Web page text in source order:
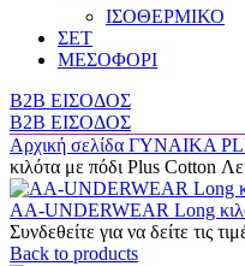
ΙΣΟΘΕΡΜΙΚΟ
ΣΕΤ
ΜΕΣΟΦΟΡΙ
B2B ΕΙΣΟΔΟΣ
B2B ΕΙΣΟΔΟΣ
Αρχική σελίδα ΓΥΝΑΙΚΑ
κιλότα με πόδι Plus Cotton
AA-UNDERWEAR Long
Συνδεθείτε για να δείτε τις
Back to products